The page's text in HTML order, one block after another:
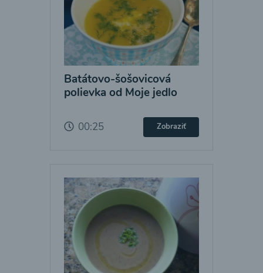
Batátovo-šošovicová
polievka od Moje jedlo
00:25 Zobraziť